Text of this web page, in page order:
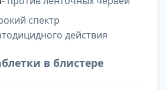
спектр
действия
в блистере